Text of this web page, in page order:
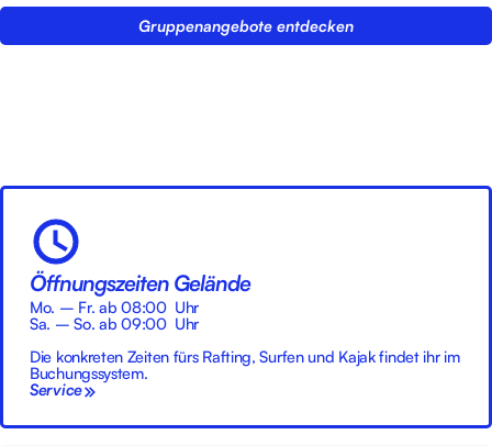
Gruppenangebote entdecken
Öffnungszeiten Gelände
Mo. – Fr. ab 08:00 Uhr
Sa. – So. ab 09:00 Uhr
Die konkreten Zeiten fürs Rafting, Surfen und Kajak findet ihr im
Buchungssystem.
Service